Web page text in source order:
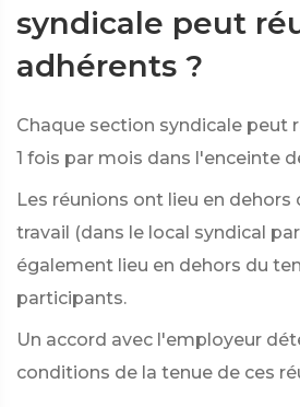
syndicale peut
adhérents ?
Chaque section syndicale peut
1 fois par mois dans l'enceinte
Les réunions ont lieu en dehors
travail (dans le local syndical
également lieu en dehors du
participants.
Un accord avec l'employeur
conditions de la tenue de ces